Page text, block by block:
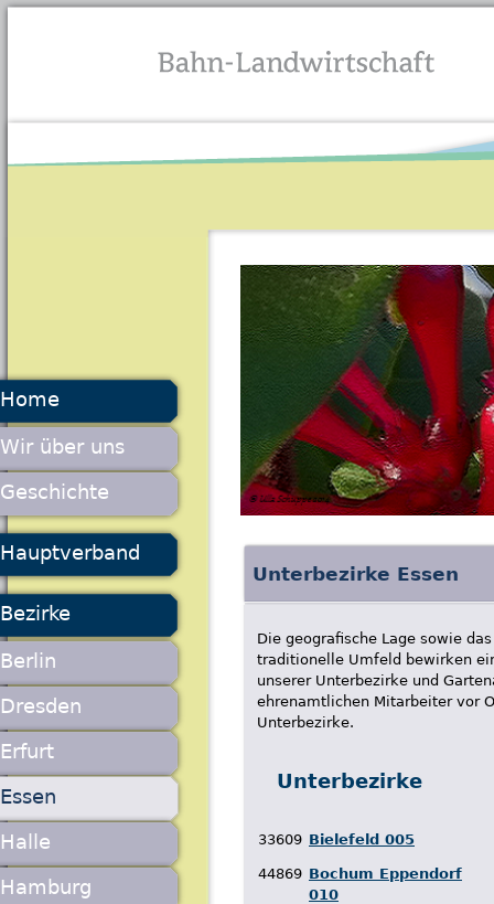
Jump to navigation
Unterbezirke Essen
Die geografische Lage sowie
traditionelle Umfeld bewirken
unserer Unterbezirke und
ehrenamtlichen Mitarbeiter vor
Unterbezirke.
Unterbezirke
33609 Bielefeld 005
44869 Bochum Eppendorf
010
Home
Wir über uns
Geschichte
Hauptverband
Bezirke
Berlin
Dresden
Erfurt
Essen
Halle
Hamburg